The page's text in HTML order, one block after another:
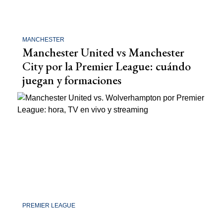
MANCHESTER
Manchester United vs Manchester
City por la Premier League: cuándo
juegan y formaciones
PREMIER LEAGUE